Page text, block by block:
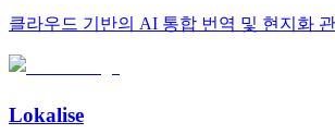
클라우드 기반의 AI 통합 번역 및 현지화
Lokalise